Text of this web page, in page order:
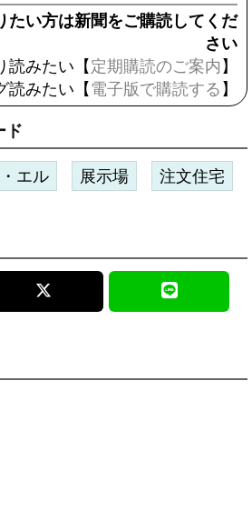
たい方は新聞をご購読してくだ
さい
読みたい【定期購読のご案内 】
読みたい【 電子版で購読する 】
ド
エル 展示場 注文住宅